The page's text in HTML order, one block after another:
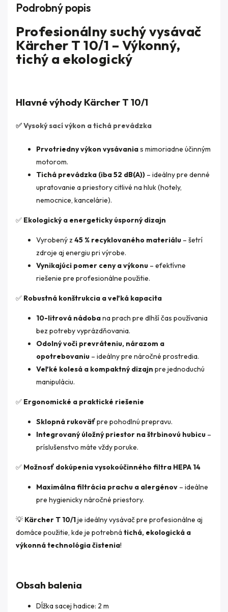
Podrobný popis
Profesionálny suchý vysávač
Kärcher T 10/1 – Výkonný,
tichý a ekologický
Hlavné výhody Kärcher T 10/1
✅Vysoký sací výkon a tichá prevádzka
Prvotriedny výkon vysávanias mimoriadne účinným
motorom.
Tichá prevádzka (iba 52 dB(A)) – ideálny pre denné
upratovanie a priestory citlivé na hluk (hotely,
nemocnice, kancelárie).
✅ Ekologický a energeticky úsporný dizajn
Vyrobený z 45 % recyklovaného materiálu – šetrí
zdroje aj energiu pri výrobe.
Vynikajúci pomer ceny a výkonu – efektívne
riešenie pre profesionálne použitie.
✅ Robustná konštrukcia a veľká kapacita
10-litrová nádobana prach pre dlhší čas používania
bez potreby vyprázdňovania.
Odolný voči prevráteniu, nárazom a
opotrebovaniu – ideálny pre náročné prostredia.
Veľké kolesá a kompaktný dizajn pre jednoduchú
manipuláciu.
✅ Ergonomické a praktické riešenie
Sklopná rukoväťpre pohodlnú prepravu.
Integrovaný úložný priestor na štrbinovú hubicu –
príslušenstvo máte vždy poruke.
✅ Možnosť dokúpenia vysokoúčinného filtra HEPA 14
Maximálna filtrácia prachu a alergénov – ideálne
pre hygienicky náročné priestory.
💡 Kärcher T 10/1je ideálny vysávač pre profesionálne aj
domáce použitie, kde je potrebnátichá, ekologická a
výkonná technológia čistenia!
Obsah balenia
Dĺžka sacej hadice: 2 m